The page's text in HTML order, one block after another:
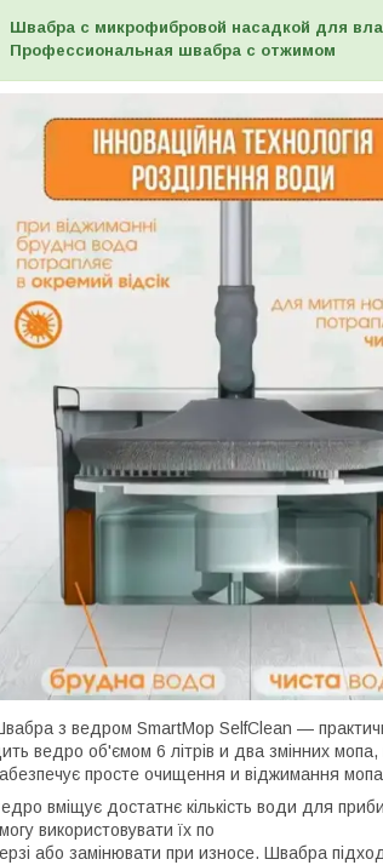
Швабра с микрофибровой насадкой для
Профессиональная швабра с отжимом
з ведром SmartMop SelfClean —
ведро об'ємом 6 літрів и два змінних
просте очищення и віджимання
вміщує достатнє кількість води для
використовувати їх по
або замінювати при износе. Швабра